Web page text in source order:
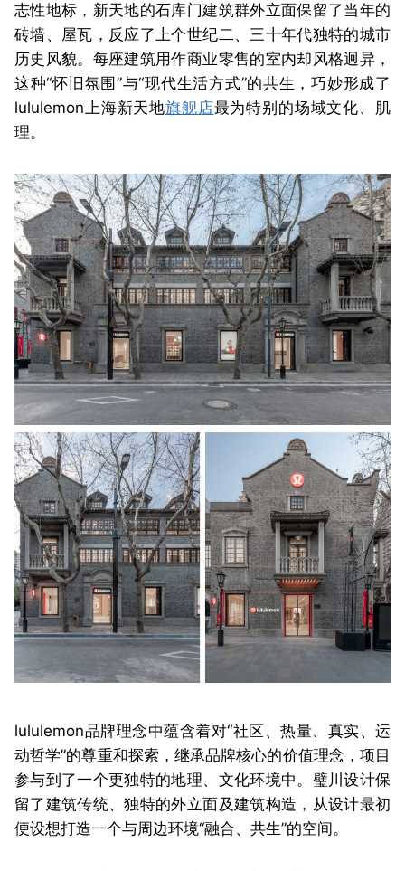
志性地标，新天地的石库门建筑群外立面保留了当年的
砖墙、屋瓦，反应了上个世纪二、三十年代独特的城市
历史风貌。每座建筑用作商业零售的室内却风格迥异，
这种“怀旧氛围”与“现代生活方式”的共生，巧妙形成了
lululemon上海新天地旗舰店最为特别的场域文化、肌
理。
lululemon品牌理念中蕴含着对“社区、热量、真实、运
动哲学”的尊重和探索，继承品牌核心的价值理念，项目
参与到了一个更独特的地理、文化环境中。璧川设计保
留了建筑传统、独特的外立面及建筑构造，从设计最初
便设想打造一个与周边环境“融合、共生”的空间。